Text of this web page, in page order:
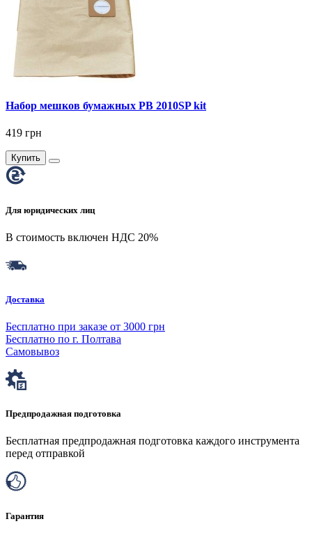
Набор мешков бумажных PB 2010SP kit
419 грн
Купить
Для юридических лиц
В стоимость включен НДС 20%
Доставка
Бесплатно при заказе от 3000 грн
Бесплатно по г. Полтава
Самовывоз
Предпродажная подготовка
Бесплатная предпродажная подготовка каждого инструмента
перед отправкой
Гарантия